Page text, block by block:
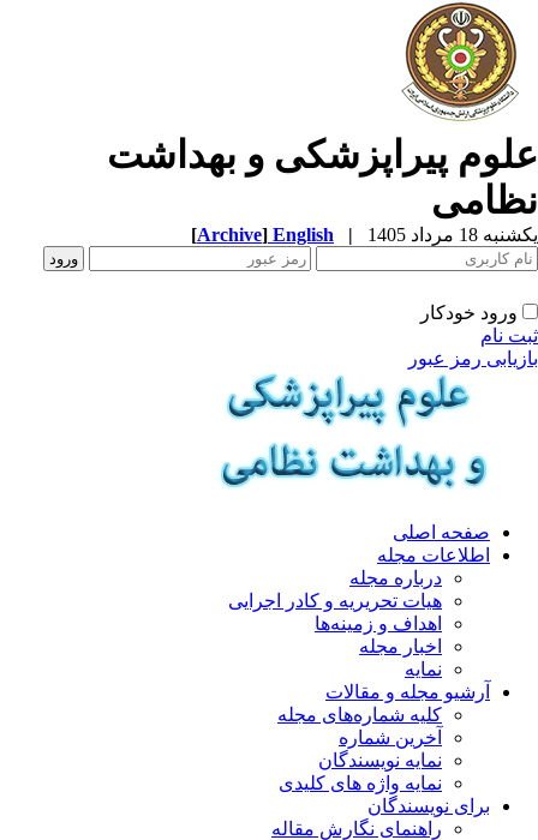
پیراپزشکی و بهداشت
18 مرداد 1405 |
English
[Archive]
ورود خودکار
نام
رمز عبور
صفحه اصلی
اطلاعات مجله
درباره مجله
هیات تحریریه و کادر اجرایی
اهداف و زمینه‌ها
اخبار مجله
نمایه
آرشیو مجله و مقالات
کلیه شماره‌های مجله
آخرین شماره
نمایه نویسندگان
نمایه واژه های کلیدی
برای نویسندگان
راهنمای نگارش مقاله